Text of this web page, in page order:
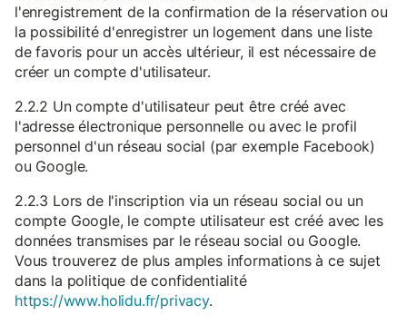
l'enregistrement de la confirmation de la réservation ou
la possibilité d'enregistrer un logement dans une liste
de favoris pour un accès ultérieur, il est nécessaire de
créer un compte d'utilisateur.
2.2.2 Un compte d'utilisateur peut être créé avec
l'adresse électronique personnelle ou avec le profil
personnel d'un réseau social (par exemple Facebook)
ou Google.
2.2.3 Lors de l'inscription via un réseau social ou un
compte Google, le compte utilisateur est créé avec les
données transmises par le réseau social ou Google.
Vous trouverez de plus amples informations à ce sujet
dans la politique de confidentialité
https://www.holidu.fr/privacy.